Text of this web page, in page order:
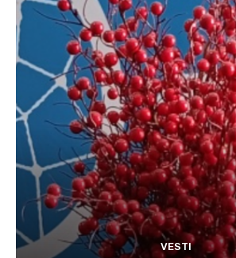
VESTI